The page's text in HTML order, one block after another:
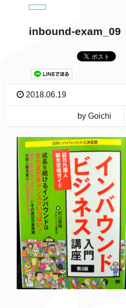
inbound-exam_09
2018.06.19
by Goichi